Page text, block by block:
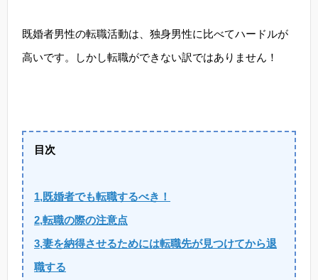
既婚者男性の転職活動は、独身男性に比べてハードルが
高いです。しかし転職ができない訳ではありません！
目次
1,既婚者でも転職するべき！
2,転職の際の注意点
3,妻を納得させるためには転職先が見つけてから退
職する